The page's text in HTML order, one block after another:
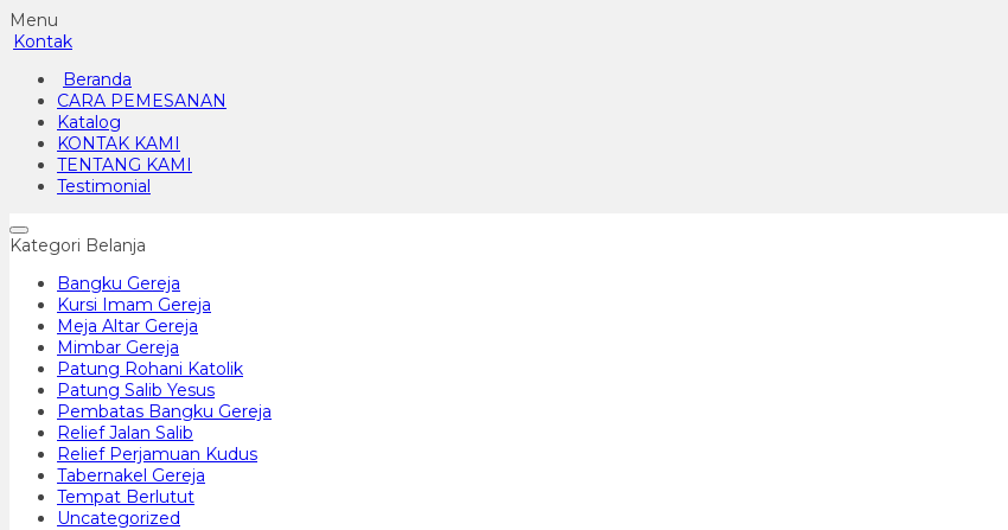
Menu
Kontak
Beranda
CARA PEMESANAN
Katalog
KONTAK KAMI
TENTANG KAMI
Testimonial
Kategori Belanja
Bangku Gereja
Kursi Imam Gereja
Meja Altar Gereja
Mimbar Gereja
Patung Rohani Katolik
Patung Salib Yesus
Pembatas Bangku Gereja
Relief Jalan Salib
Relief Perjamuan Kudus
Tabernakel Gereja
Tempat Berlutut
Uncategorized